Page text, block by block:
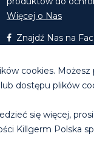
Więcej o Nas
Znajdź Nas na
Ltd. |Polityka
cookies.
dostępu plików
się więcej,
Killgerm Polska